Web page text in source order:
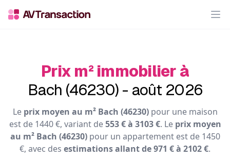
Prix m² immobilier à
Bach (46230) - août 2026
Le prix moyen au m² Bach (46230)pour une maison
est de 1440 €, variant de553 € à 3103 €. Le prix moyen
au m² Bach (46230)pour un appartement est de 1450
€, avec des estimations allant de 971 € à 2102 €.